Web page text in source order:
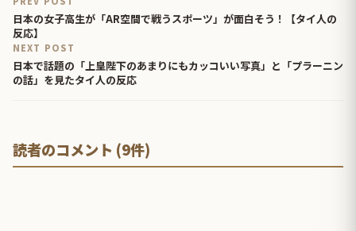
日本の女子高生が「AR空間で戦うスポーツ」が面白そう！【タイ人の
反応】
NEXT POST
日本で話題の「上皇陛下のあまりにもカッコいい写真」と「プラーニン
の話」を見たタイ人の反応
読者のコメント (9件)